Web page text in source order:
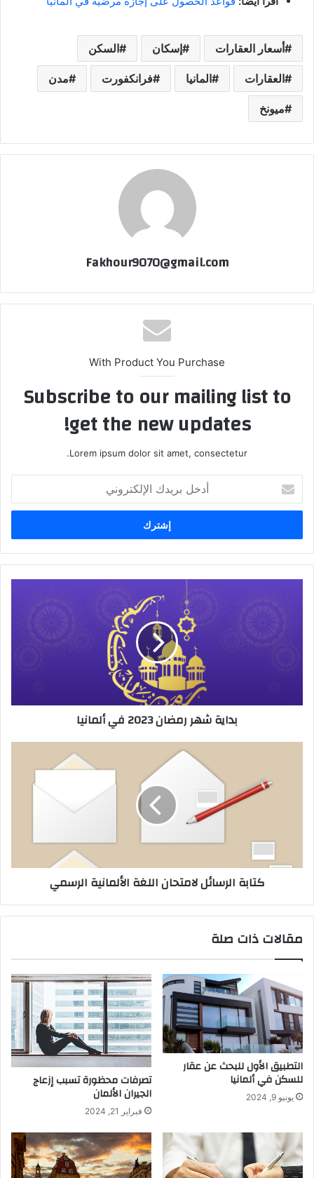
أسعار العقارات إسكان السكن
العقارات المانيا فرانكفورت مدن
ميونخ
Fakhour9070@gmail.com
With Product You Purchase
Subscribe to our mailing list to
get the new updates!
Lorem ipsum dolor sit amet, consectetur.
بريدك
الإلكتروني
بداية شهر رمضان 2023 في ألمانيا
كتابة الرسائل لامتحان اللغة الألمانية الرسمي
مقالات ذات صلة
التطبيق الأول للبحث عن عقار
للسكن في ألمانيا
يونيو 9, 2024
تصرفات محظورة تسبب إزعاج
الجيران الألمان
فبراير 21, 2024